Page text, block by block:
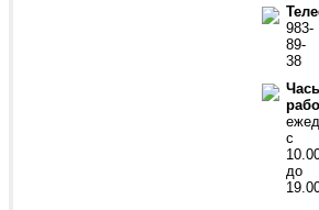
983-
89-
38
с
до